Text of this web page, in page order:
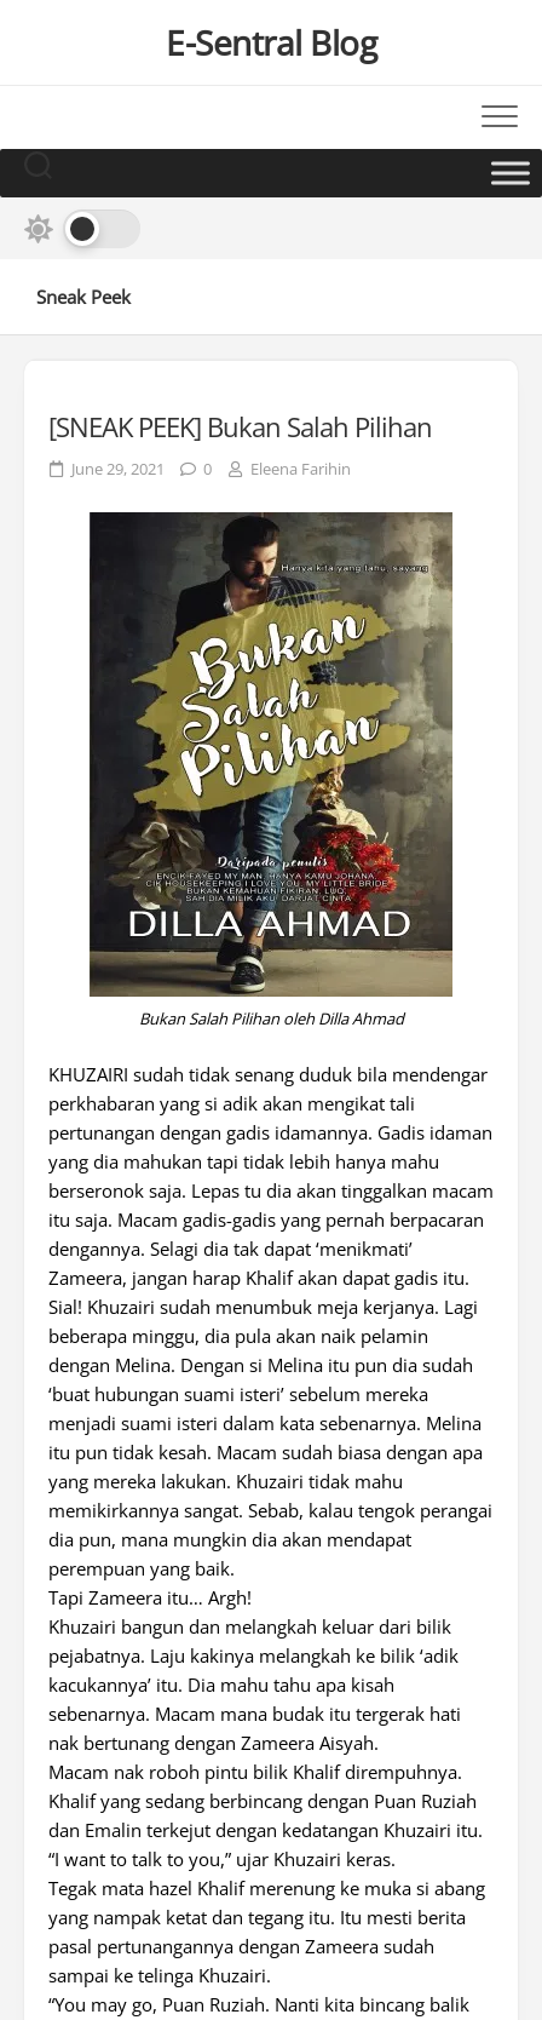
E-Sentral Blog
Sneak Peek
[SNEAK PEEK] Bukan Salah Pilihan
June 29, 2021 0 Eleena Farihin
Bukan Salah Pilihan oleh Dilla Ahmad
KHUZAIRI sudah tidak senang duduk bila mendengar
perkhabaran yang si adik akan mengikat tali
pertunangan dengan gadis idamannya. Gadis idaman
yang dia mahukan tapi tidak lebih hanya mahu
berseronok saja. Lepas tu dia akan tinggalkan macam
itu saja. Macam gadis-gadis yang pernah berpacaran
dengannya. Selagi dia tak dapat ‘menikmati’
Zameera, jangan harap Khalif akan dapat gadis itu.
Sial! Khuzairi sudah menumbuk meja kerjanya. Lagi
beberapa minggu, dia pula akan naik pelamin
dengan Melina. Dengan si Melina itu pun dia sudah
‘buat hubungan suami isteri’ sebelum mereka
menjadi suami isteri dalam kata sebenarnya. Melina
itu pun tidak kesah. Macam sudah biasa dengan apa
yang mereka lakukan. Khuzairi tidak mahu
memikirkannya sangat. Sebab, kalau tengok perangai
dia pun, mana mungkin dia akan mendapat
perempuan yang baik.
Tapi Zameera itu… Argh!
Khuzairi bangun dan melangkah keluar dari bilik
pejabatnya. Laju kakinya melangkah ke bilik ‘adik
kacukannya’ itu. Dia mahu tahu apa kisah
sebenarnya. Macam mana budak itu tergerak hati
nak bertunang dengan Zameera Aisyah.
Macam nak roboh pintu bilik Khalif dirempuhnya.
Khalif yang sedang berbincang dengan Puan Ruziah
dan Emalin terkejut dengan kedatangan Khuzairi itu.
“I want to talk to you,” ujar Khuzairi keras.
Tegak mata hazel Khalif merenung ke muka si abang
yang nampak ketat dan tegang itu. Itu mesti berita
pasal pertunangannya dengan Zameera sudah
sampai ke telinga Khuzairi.
“You may go, Puan Ruziah. Nanti kita bincang balik